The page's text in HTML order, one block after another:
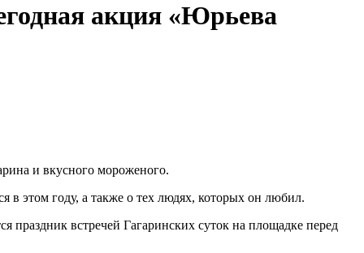
акция «Юрьева
и вкусного мороженого.
этом году, а также о тех людях, которых он любил.
праздник встречей Гагаринских суток на площадке перед